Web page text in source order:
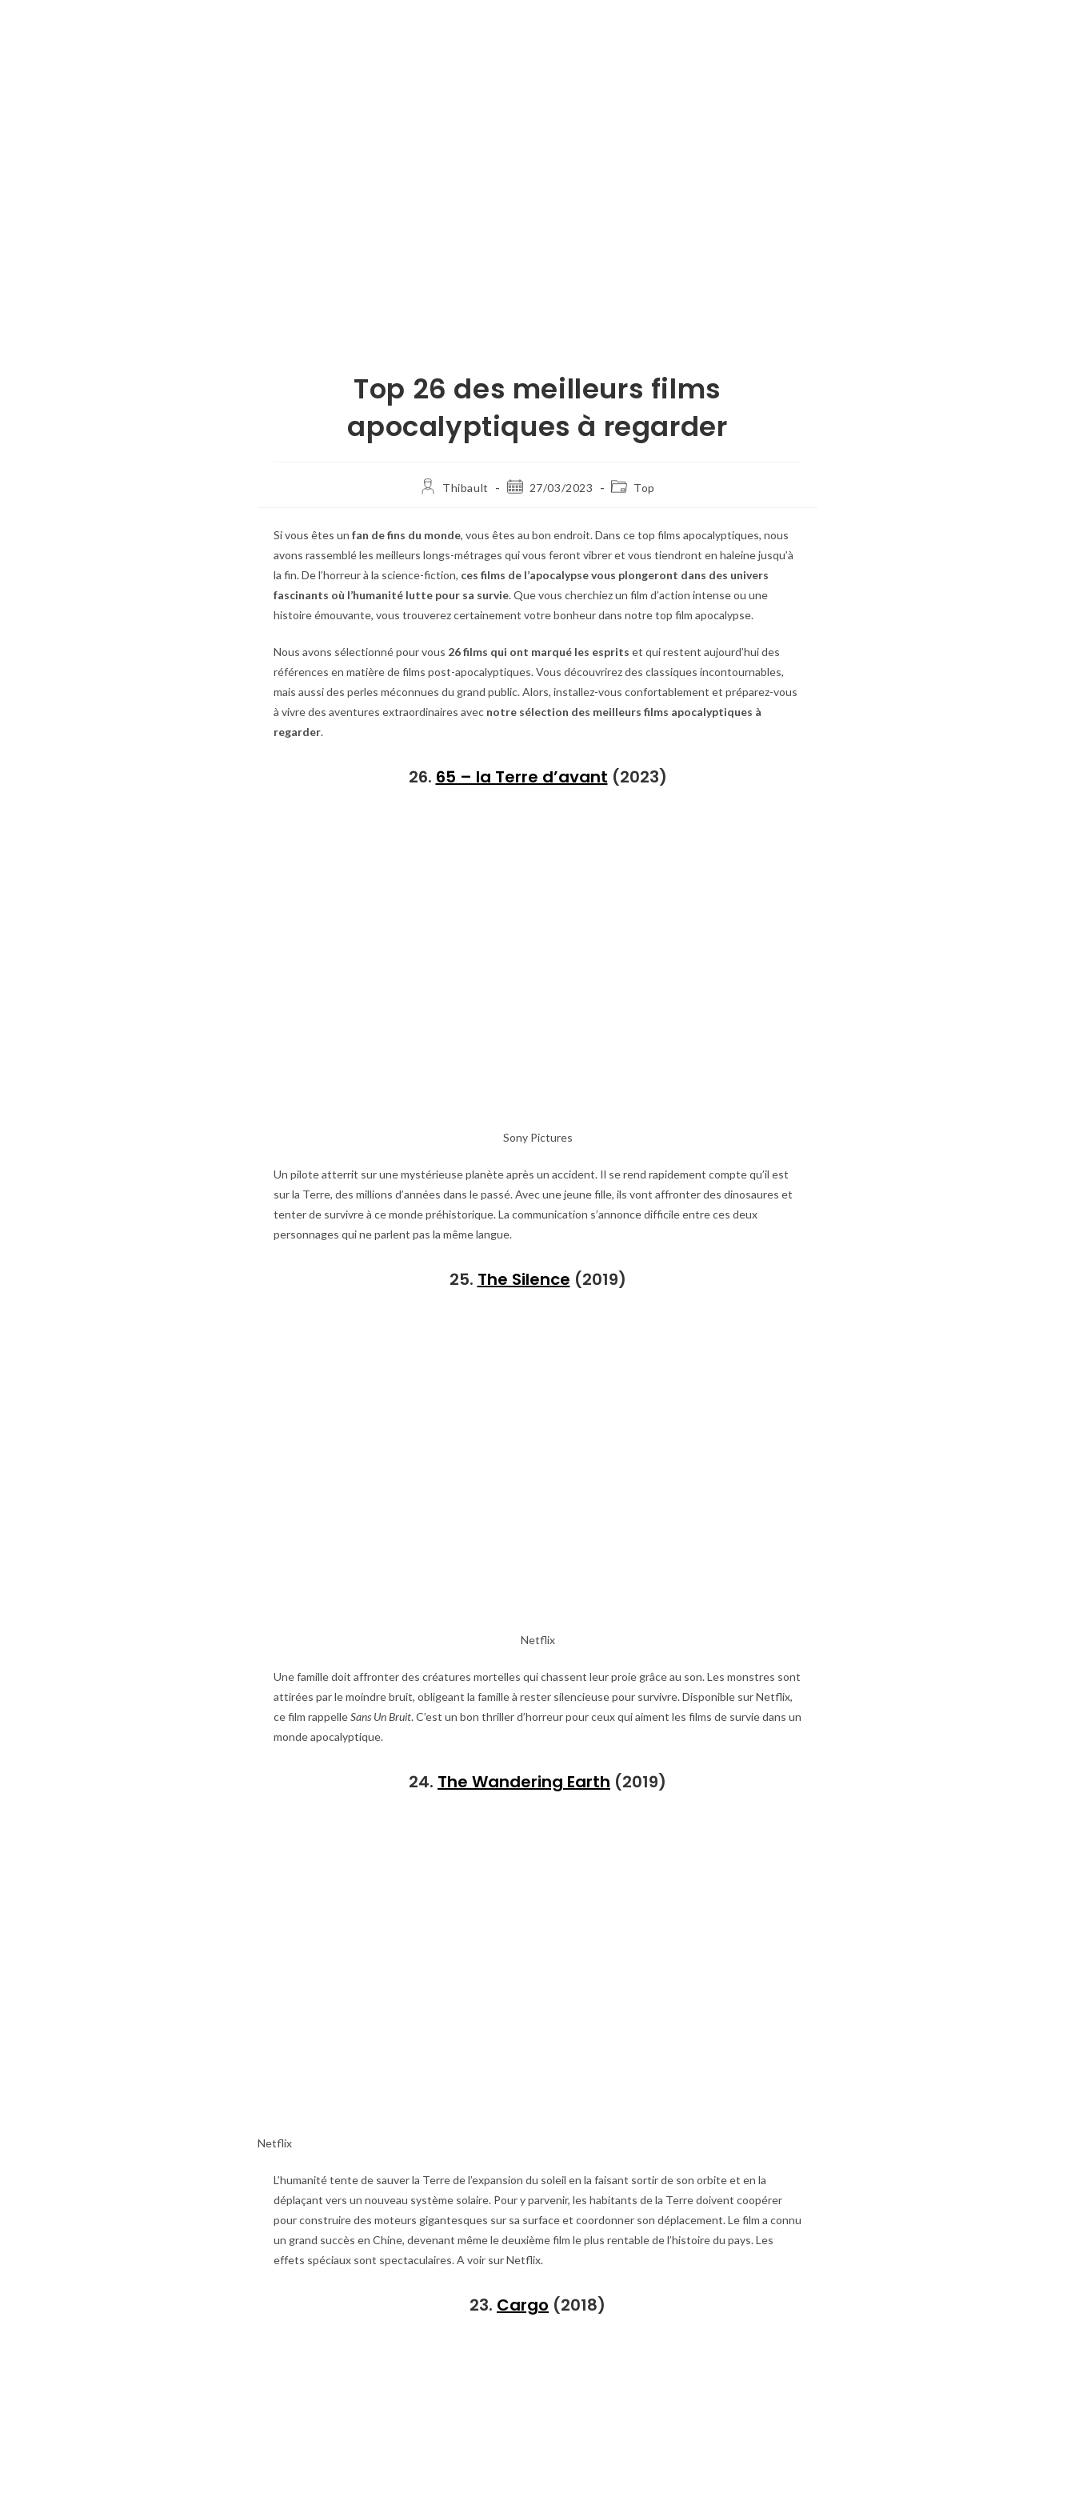
Top 26 des meilleurs films
apocalyptiques à regarder
Thibault 27/03/2023 Top
Si vous êtes un fan de fins du monde, vous êtes au bon endroit. Dans ce top films apocalyptiques, nous
avons rassemblé les meilleurs longs-métrages qui vous feront vibrer et vous tiendront en haleine jusqu’à
la fin. De l’horreur à la science-fiction, ces films de l’apocalypse vous plongeront dans des univers
fascinants où l’humanité lutte pour sa survie. Que vous cherchiez un film d’action intense ou une
histoire émouvante, vous trouverez certainement votre bonheur dans notre top film apocalypse.
Nous avons sélectionné pour vous 26 films qui ont marqué les esprits et qui restent aujourd’hui des
références en matière de films post-apocalyptiques. Vous découvrirez des classiques incontournables,
mais aussi des perles méconnues du grand public. Alors, installez-vous confortablement et préparez-vous
à vivre des aventures extraordinaires avec notre sélection des meilleurs films apocalyptiques à
regarder.
26. 65 – la Terre d’avant (2023)
Sony Pictures
Un pilote atterrit sur une mystérieuse planète après un accident. Il se rend rapidement compte qu’il est
sur la Terre, des millions d’années dans le passé. Avec une jeune fille, ils vont affronter des dinosaures et
tenter de survivre à ce monde préhistorique. La communication s’annonce difficile entre ces deux
personnages qui ne parlent pas la même langue.
25. The Silence (2019)
Netflix
Une famille doit affronter des créatures mortelles qui chassent leur proie grâce au son. Les monstres sont
attirées par le moindre bruit, obligeant la famille à rester silencieuse pour survivre. Disponible sur Netflix,
ce film rappelleSans Un Bruit. C’est un bon thriller d’horreur pour ceux qui aiment les films de survie dans un
monde apocalyptique.
24. The Wandering Earth (2019)
Netflix
L’humanité tente de sauver la Terre de l’expansion du soleil en la faisant sortir de son orbite et en la
déplaçant vers un nouveau système solaire. Pour y parvenir, les habitants de la Terre doivent coopérer
pour construire des moteurs gigantesques sur sa surface et coordonner son déplacement. Le film a connu
un grand succès en Chine, devenant même le deuxième film le plus rentable de l’histoire du pays. Les
effets spéciaux sont spectaculaires. A voir sur Netflix.
23. Cargo (2018)